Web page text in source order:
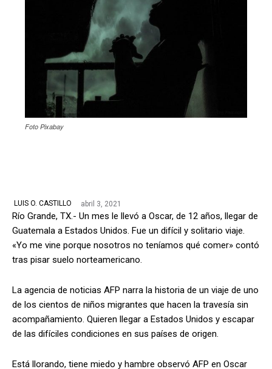
Foto Pixabay
LUIS O. CASTILLO abril 3, 2021
Río Grande, TX.- Un mes le llevó a Oscar, de 12 años, llegar de
Guatemala a Estados Unidos. Fue un difícil y solitario viaje.
«Yo me vine porque nosotros no teníamos qué comer» contó
tras pisar suelo norteamericano.
La agencia de noticias AFP narra la historia de un viaje de uno
de los cientos de niños migrantes que hacen la travesía sin
acompañamiento. Quieren llegar a Estados Unidos y escapar
de las difíciles condiciones en sus países de origen.
Está llorando, tiene miedo y hambre observó AFP en Oscar